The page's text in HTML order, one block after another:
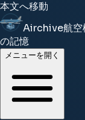
本文へ移動
Airchive航空
の記憶
メニューを開く